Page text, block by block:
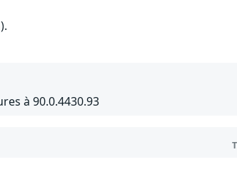
à 90.0.4430.93